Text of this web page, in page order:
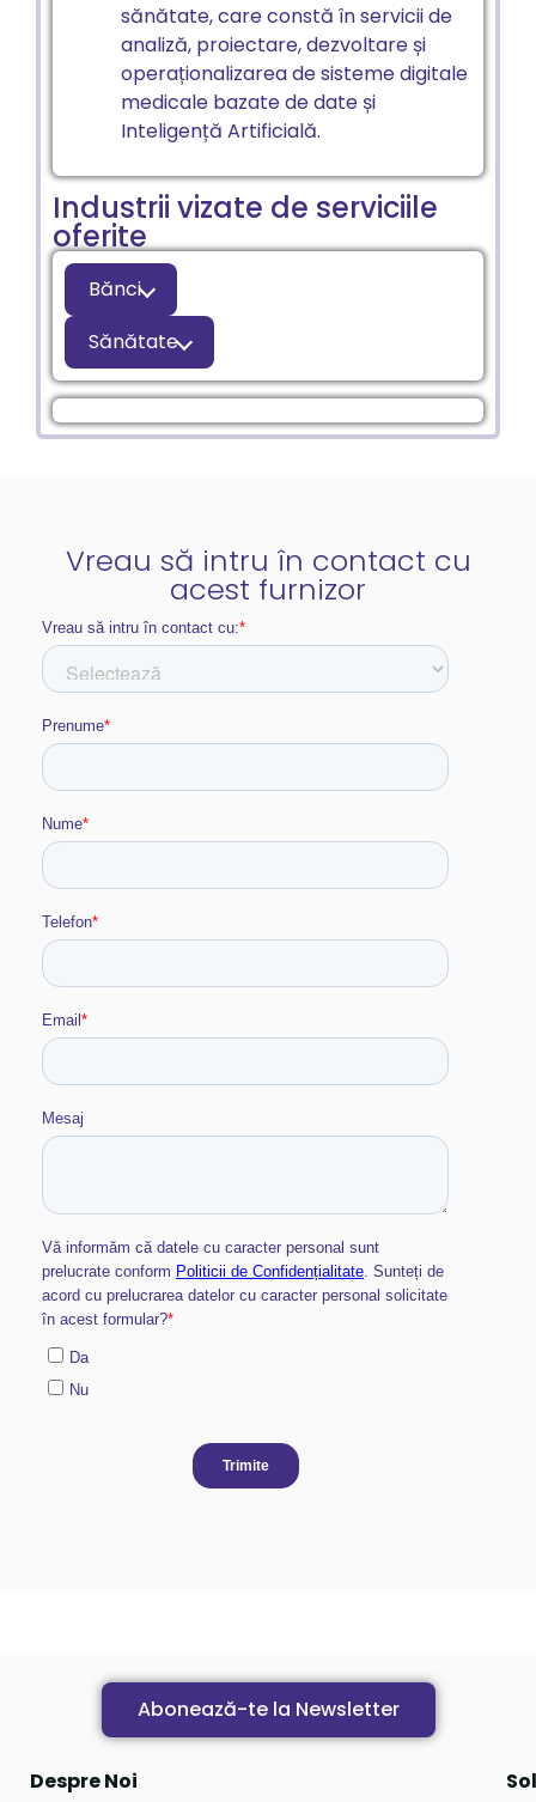
sănătate, care constă în servicii de
analiză, proiectare, dezvoltare și
operaționalizarea de sisteme digitale
medicale bazate de date și
Inteligență Artificială.
Industrii vizate de serviciile
oferite
Bănci
Sănătate
Vreau să intru în contact cu
acest furnizor​
Abonează-te la Newsletter
Despre Noi